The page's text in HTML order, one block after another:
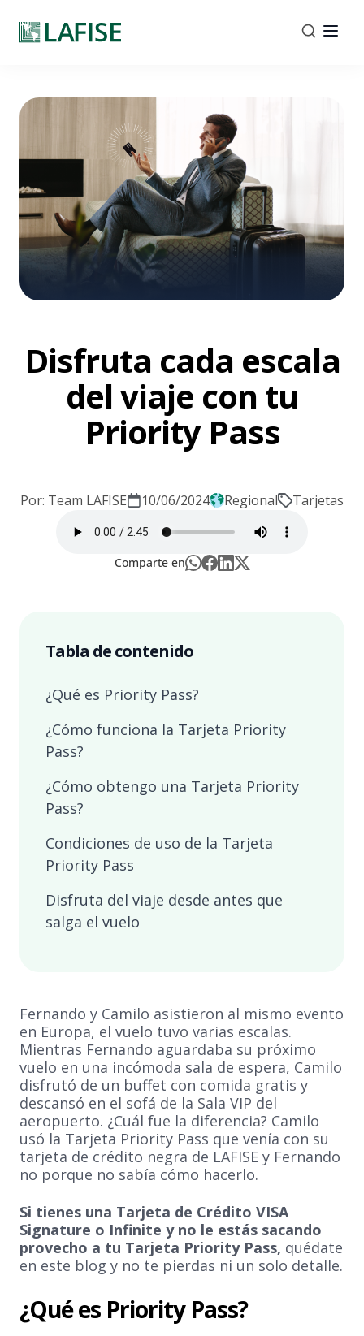
Disfruta cada escala
del viaje con tu
Priority Pass
Por: Team LAFISE 10/06/2024 Regional Tarjetas
Comparte en
Tabla de contenido
¿Qué es Priority Pass?
¿Cómo funciona la Tarjeta Priority
Pass?
¿Cómo obtengo una Tarjeta Priority
Pass?
Condiciones de uso de la Tarjeta
Priority Pass
Disfruta del viaje desde antes que
salga el vuelo
Fernando y Camilo asistieron al mismo evento
en Europa, el vuelo tuvo varias escalas.
Mientras Fernando aguardaba su próximo
vuelo en una incómoda sala de espera, Camilo
disfrutó de un buffet con comida gratis y
descansó en el sofá de la Sala VIP del
aeropuerto. ¿Cuál fue la diferencia? Camilo
usó la Tarjeta Priority Pass que venía con su
tarjeta de crédito negra de LAFISE y Fernando
no porque no sabía cómo hacerlo.
Si tienes una Tarjeta de Crédito VISA
Signature o Infinite y no le estás sacando
provecho a tu Tarjeta Priority Pass, quédate
en este blog y no te pierdas ni un solo detalle.
¿Qué es Priority Pass?